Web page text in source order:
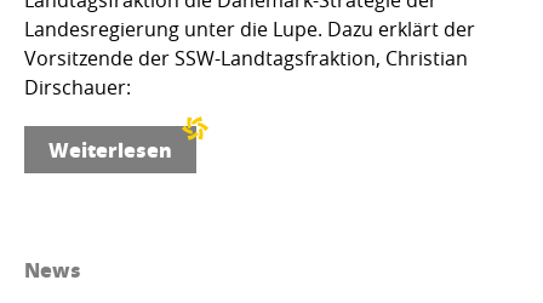
Landesregierung unter die Lupe. Dazu erklärt der
Vorsitzende der SSW-Landtagsfraktion, Christian
Dirschauer:
Weiterlesen
News